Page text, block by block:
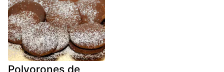
Polvorones de